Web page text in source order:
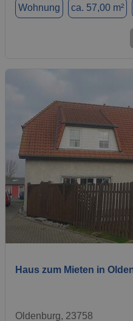
Wohnung ca. 57,00 m²
Haus zum Mieten in
Oldenburg, 23758